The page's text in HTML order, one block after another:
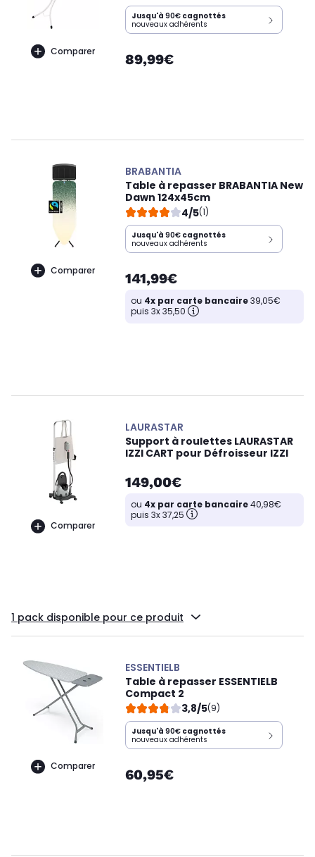
Comparer
Jusqu'à 90€ cagnottés
nouveaux adhérents
89,99€
Comparer
BRABANTIA
Table à repasser BRABANTIA New
Dawn 124x45cm
4/5(1)
Jusqu'à 90€ cagnottés
nouveaux adhérents
141,99€
ou 4x par carte bancaire39,05€
puis 3x 35,50
Comparer
LAURASTAR
Support à roulettes LAURASTAR
IZZI CART pour Défroisseur IZZI
149,00€
ou 4x par carte bancaire40,98€
puis 3x 37,25
1 pack disponible pour ce produit
Comparer
ESSENTIELB
Table à repasser ESSENTIELB
Compact 2
3,8/5(9)
Jusqu'à 90€ cagnottés
nouveaux adhérents
60,95€